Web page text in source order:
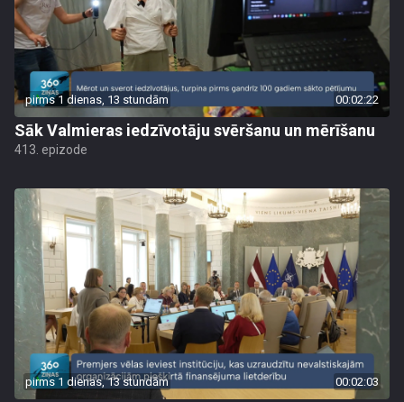
pirms 1 dienas, 13 stundām 00:02:22
Sāk Valmieras iedzīvotāju svēršanu un mērīšanu
413. epizode
pirms 1 dienas, 13 stundām 00:02:03